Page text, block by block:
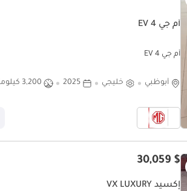
أم جي 4 EV
أم جي 4 EV
أبوظبي خليجي 2025 3,200 كيلومتر
$ 30,059
إكسيد VX LUXURY